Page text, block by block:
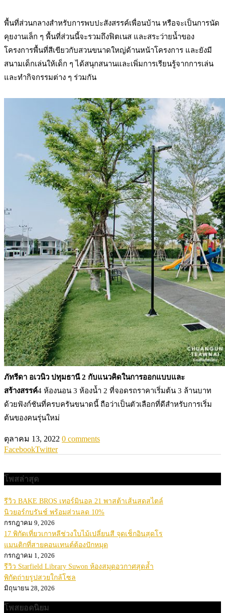
พื้นที่ส่วนกลางสำหรับการพบปะสังสรรค์เพื่อนบ้าน หรือจะเป็นการนัด
คุยงานเล็ก ๆ พื้นที่ส่วนนี้จะรวมถึงฟิตเนส และสระว่ายน้ำของ
โครงการพื้นที่สีเขียวกับสวนขนาดใหญ่ด้านหน้าโครงการ และยังมี
สนามเด็กเล่นให้เด็ก ๆ ได้สนุกสนานและเพิ่มการเรียนรู้จากการเล่น
และทำกิจกรรมต่าง ๆ ร่วมกัน
ภัทรีดา อเวนิว ปทุมธานี 2 กับแนวคิดในการออกแบบและ
สร้างสรรค์4 ห้องนอน 3 ห้องนํ้า 2 ที่จอดรถราคาเริ่มต้น 3 ล้านบาท
ด้วยฟังก์ชันที่ครบครันขนาดนี้ ถือว่าเป็นตัวเลือกที่ดีสำหรับการเริ่ม
ต้นของคนรุ่นใหม่
ตุลาคม 13, 2022 0 comments
FacebookTwitter
โพสล่าสุด
รีวิว BAKE BROS เทอร์มินอล 21 พาสต้าเส้นสดสไตล์
นิวยอร์กบรันช์ พร้อมส่วนลด 10%
กรกฎาคม 9, 2026
17 พิกัดเที่ยวเกาหลีช่วงใบไม้เปลี่ยนสี จุดเช็กอินสุดโร
แมนติกที่สายคอนเทนต์ต้องปักหมุด
กรกฎาคม 1, 2026
รีวิว Starfield Library Suwon ห้องสมุดอวกาศสุดล้ำ
พิกัดถ่ายรูปสวยใกล้โซล
มิถุนายน 28, 2026
โพสยอดนิยม